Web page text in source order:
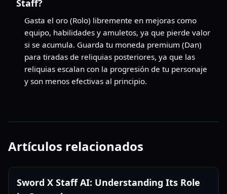
Staff?
Gasta el oro (Rolo) libremente en mejoras como
equipo, habilidades y amuletos, ya que pierde valor
si se acumula. Guarda tu moneda premium (Dan)
para tiradas de reliquias posteriores, ya que las
reliquias escalan con la progresión de tu personaje
y son menos efectivas al principio.
Artículos relacionados
Sword X Staff AI: Understanding Its Role